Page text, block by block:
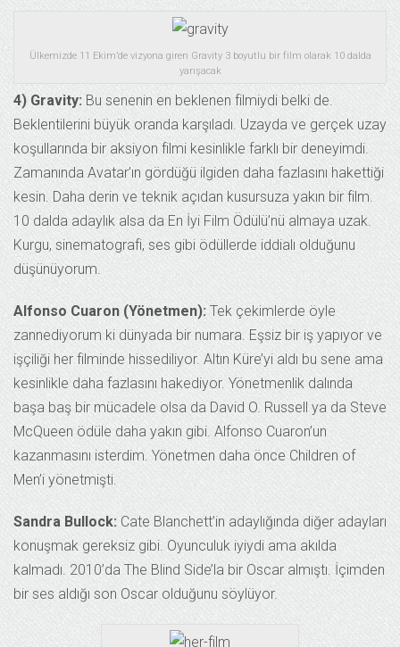
Ülkemizde 11 Ekim’de vizyona giren Gravity 3 boyutlu bir film olarak 10 dalda
yarışacak
4) Gravity: Bu senenin en beklenen filmiydi belki de.
Beklentilerini büyük oranda karşıladı. Uzayda ve gerçek uzay
koşullarında bir aksiyon filmi kesinlikle farklı bir deneyimdi.
Zamanında Avatar’ın gördüğü ilgiden daha fazlasını hakettiği
kesin. Daha derin ve teknik açıdan kusursuza yakın bir film.
10 dalda adaylık alsa da En İyi Film Ödülü’nü almaya uzak.
Kurgu, sinematografi, ses gibi ödüllerde iddialı olduğunu
düşünüyorum.
Alfonso Cuaron (Yönetmen): Tek çekimlerde öyle
zannediyorum ki dünyada bir numara. Eşsiz bir iş yapıyor ve
işçiliği her filminde hissediliyor. Altın Küre’yi aldı bu sene ama
kesinlikle daha fazlasını hakediyor. Yönetmenlik dalında
başa baş bir mücadele olsa da David O. Russell ya da Steve
McQueen ödüle daha yakın gibi. Alfonso Cuaron’un
kazanmasını isterdim. Yönetmen daha önce Children of
Men’i yönetmişti.
Sandra Bullock: Cate Blanchett’in adaylığında diğer adayları
konuşmak gereksiz gibi. Oyunculuk iyiydi ama akılda
kalmadı. 2010’da The Blind Side’la bir Oscar almıştı. İçimden
bir ses aldığı son Oscar olduğunu söylüyor.